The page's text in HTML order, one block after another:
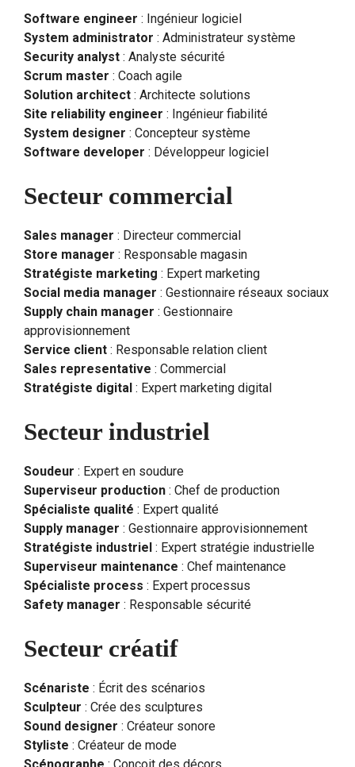
Software engineer : Ingénieur logiciel
System administrator : Administrateur système
Security analyst : Analyste sécurité
Scrum master : Coach agile
Solution architect : Architecte solutions
Site reliability engineer : Ingénieur fiabilité
System designer : Concepteur système
Software developer : Développeur logiciel
Secteur commercial
Sales manager : Directeur commercial
Store manager : Responsable magasin
Stratégiste marketing : Expert marketing
Social media manager : Gestionnaire réseaux sociaux
Supply chain manager : Gestionnaire
approvisionnement
Service client : Responsable relation client
Sales representative : Commercial
Stratégiste digital : Expert marketing digital
Secteur industriel
Soudeur : Expert en soudure
Superviseur production : Chef de production
Spécialiste qualité : Expert qualité
Supply manager : Gestionnaire approvisionnement
Stratégiste industriel : Expert stratégie industrielle
Superviseur maintenance : Chef maintenance
Spécialiste process : Expert processus
Safety manager : Responsable sécurité
Secteur créatif
Scénariste : Écrit des scénarios
Sculpteur : Crée des sculptures
Sound designer : Créateur sonore
Styliste : Créateur de mode